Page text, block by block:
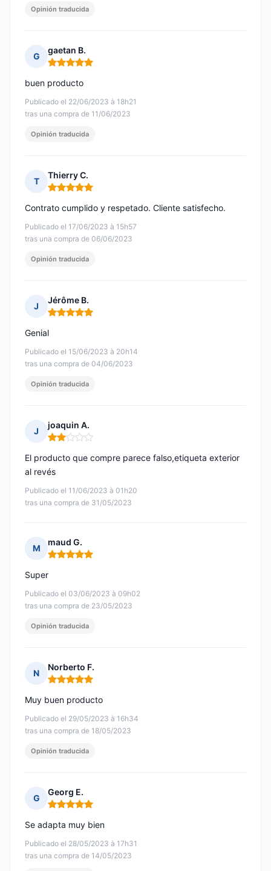
Opinión traducida
G
gaetan B.
Nota: 5 de 5
Publicado el 22/06/2023 à 18h21
tras una compra de 11/06/2023
buen producto
Opinión traducida
T
Thierry C.
Nota: 5 de 5
Publicado el 17/06/2023 à 15h57
tras una compra de 06/06/2023
Contrato cumplido y respetado. Cliente satisfecho.
Opinión traducida
J
Jérôme B.
Nota: 5 de 5
Publicado el 15/06/2023 à 20h14
tras una compra de 04/06/2023
Genial
Opinión traducida
J
joaquin A.
Nota: 2 de 5
Publicado el 11/06/2023 à 01h20
tras una compra de 31/05/2023
El producto que compre parece falso,etiqueta exterior
al revés
M
maud G.
Nota: 5 de 5
Publicado el 03/06/2023 à 09h02
tras una compra de 23/05/2023
Super
Opinión traducida
N
Norberto F.
Nota: 5 de 5
Publicado el 29/05/2023 à 16h34
tras una compra de 18/05/2023
Muy buen producto
Opinión traducida
G
Georg E.
Nota: 5 de 5
Publicado el 28/05/2023 à 17h31
tras una compra de 14/05/2023
Se adapta muy bien